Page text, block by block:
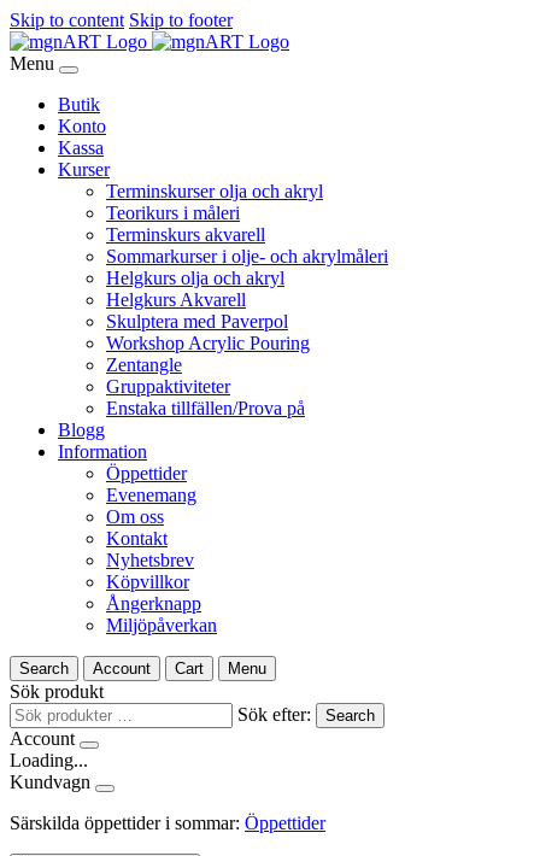
Skip to content Skip to footer
Menu
Butik
Konto
Kassa
Kurser
Terminskurser olja och akryl
Teorikurs i måleri
Terminskurs akvarell
Sommarkurser i olje- och akrylmåleri
Helgkurs olja och akryl
Helgkurs Akvarell
Skulptera med Paverpol
Workshop Acrylic Pouring
Zentangle
Gruppaktiviteter
Enstaka tillfällen/Prova på
Blogg
Information
Öppettider
Evenemang
Om oss
Kontakt
Nyhetsbrev
Köpvillkor
Ångerknapp
Miljöpåverkan
Search Account Cart Menu
Sök produkt
Sök efter:
Search
Account
Loading...
Kundvagn
Särskilda öppettider i sommar: Öppettider